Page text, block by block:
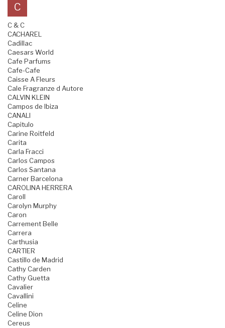
C
C & C
CACHAREL
Cadillac
Caesars World
Cafe Parfums
Cafe-Cafe
Caisse A Fleurs
Cale Fragranze d Autore
CALVIN KLEIN
Campos de Ibiza
CANALI
Capitulo
Carine Roitfeld
Carita
Carla Fracci
Carlos Campos
Carlos Santana
Carner Barcelona
CAROLINA HERRERA
Caroll
Carolyn Murphy
Caron
Carrement Belle
Carrera
Carthusia
CARTIER
Castillo de Madrid
Cathy Carden
Cathy Guetta
Cavalier
Cavallini
Celine
Celine Dion
Cereus